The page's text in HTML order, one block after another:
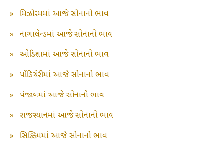
»
મિઝોરમમાં આજે સોનાનો ભાવ
»
નાગાલેન્ડમાં આજે સોનાનો ભાવ
»
ઓડિશામાં આજે સોનાનો ભાવ
»
પોંડિચેરીમાં આજે સોનાનો ભાવ
»
પંજાબમાં આજે સોનાનો ભાવ
»
રાજસ્થાનમાં આજે સોનાનો ભાવ
»
સિક્કિમમાં આજે સોનાનો ભાવ